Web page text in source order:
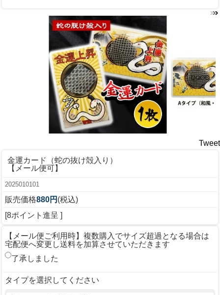
Tweet
金運カード（蛇の抜け殻入り）
【メール便可】
2025010101
販売価格880円 (税込)
[8ポイント進呈 ]
【メール便ご利用時】複数購入でサイズ超過となる場合は
宅配便へ変更し送料を加算させていただきます
了承しました
タイプを選択してください